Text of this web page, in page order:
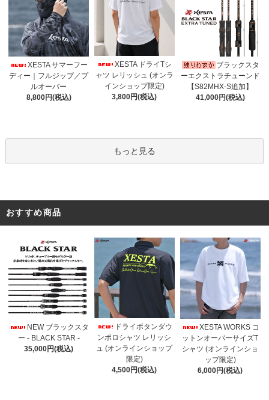
XESTA サマーフー
ディー｜フルジップ／プ
ルオーバー
8,800円(税込)
XESTA ドライTシ
ャツ レリッシュ (オンラ
インショップ限定)
3,800円(税込)
ブラックスタ
ーエクストラチューンド
【S82MHX-S追加】
41,000円(税込)
もっと見る
おすすめ商品
NEW ブラックスタ
ー - BLACK STAR -
35,000円(税込)
ドライボタンダウ
ンポロシャツ レリッシ
ュ (オンラインショップ
限定)
4,500円(税込)
XESTA WORKS コ
ットンオーバーサイズT
シャツ (オンラインショ
ップ限定)
6,000円(税込)